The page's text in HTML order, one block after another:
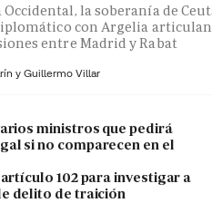
la soberanía de
con Argelia articulan
entre Madrid y Rabat
y Guillermo Villar
ministros que pedirá
si no comparecen en el
102 para investigar a
delito de traición